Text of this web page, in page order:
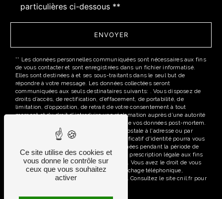
particulières ci-dessous **
ENVOYER
** Les données personnelles communiquées sont nécessaires aux fins
de vous contacter et sont enregistrées dans un fichier informatisé.
Elles sont destinées à et ses sous-traitants dans le seul but de
répondre à votre message. Les données collectées seront
communiquées aux seuls destinataires suivants: . Vous disposez de
droits d’accès, de rectification, d’effacement, de portabilité, de
limitation, d’opposition, de retrait de votre consentement à tout
moment et du droit d’introduire une réclamation auprès d’une autorité
de contrôle, ainsi que d’organiser le sort de vos données post-mortem.
Vous pouvez exercer ces droits par voie postale à l'adresse ou par
courrier électronique à l'adresse . Un justificatif d'identité pourra vous
être demandé. Nous conservons vos données pendant la période de
prise de contact puis pendant la durée de prescription légale aux fins
probatoires et de gestion des contentieux. Vous avez le droit de vous
inscrire sur la liste d'opposition au démarchage téléphonique,
disponible à cette adresse:
. Consultez le site cnil.fr pour
Ce site utilise des cookies et
vous donne le contrôle sur
ceux que vous souhaitez
activer